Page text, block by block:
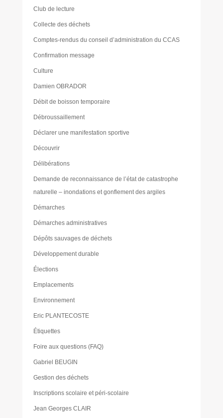
Club de lecture
Collecte des déchets
Comptes-rendus du conseil d’administration du CCAS
Confirmation message
Culture
Damien OBRADOR
Débit de boisson temporaire
Débroussaillement
Déclarer une manifestation sportive
Découvrir
Délibérations
Demande de reconnaissance de l’état de catastrophe
naturelle – inondations et gonflement des argiles
Démarches
Démarches administratives
Dépôts sauvages de déchets
Développement durable
Élections
Emplacements
Environnement
Eric PLANTECOSTE
Étiquettes
Foire aux questions (FAQ)
Gabriel BEUGIN
Gestion des déchets
Inscriptions scolaire et péri-scolaire
Jean Georges CLAIR